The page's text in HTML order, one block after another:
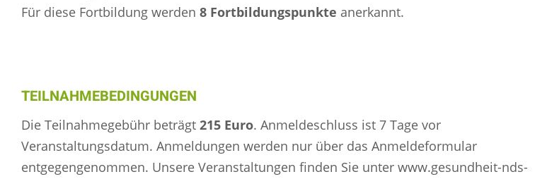
Für diese Fortbildung werden 8 Fortbildungspunkte anerkannt.
TEILNAHMEBEDINGUNGEN
Die Teilnahmegebühr beträgt 215 Euro. Anmeldeschluss ist 7 Tage vor
Veranstaltungsdatum. Anmeldungen werden nur über das Anmeldeformular
entgegengenommen. Unsere Veranstaltungen finden Sie unter www.gesundheit-nds-